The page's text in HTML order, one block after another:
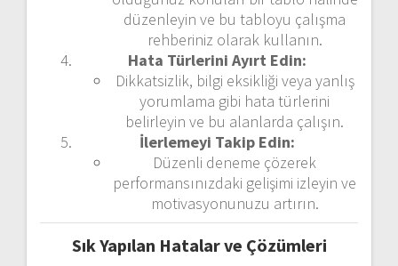
düzenleyin ve bu tabloyu çalışma
rehberiniz olarak kullanın.
Hata Türlerini Ayırt Edin:
Dikkatsizlik, bilgi eksikliği veya yanlış
yorumlama gibi hata türlerini
belirleyin ve bu alanlarda çalışın.
İlerlemeyi Takip Edin:
Düzenli deneme çözerek
performansınızdaki gelişimi izleyin ve
motivasyonunuzu artırın.
Sık Yapılan Hatalar ve Çözümleri